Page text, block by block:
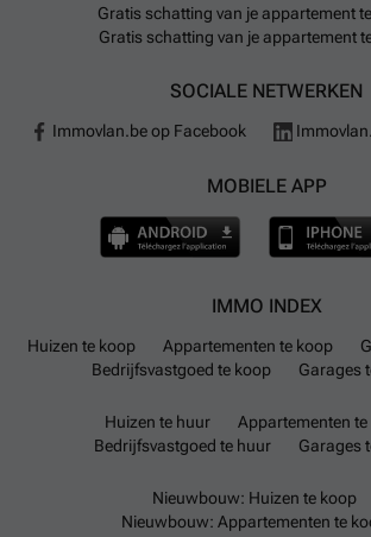
Gratis schatting van je appartement
Gratis schatting van je appartement
SOCIALE NETWERKEN
Immovlan.be op Facebook
MOBIELE APP
IMMO INDEX
Huizen te koop Appartementen te koop
Bedrijfsvastgoed te koop
Garages
Huizen te huur
Appartementen
Bedrijfsvastgoed te huur
Garages
Nieuwbouw: Huizen te koop
Nieuwbouw: Appartementen te